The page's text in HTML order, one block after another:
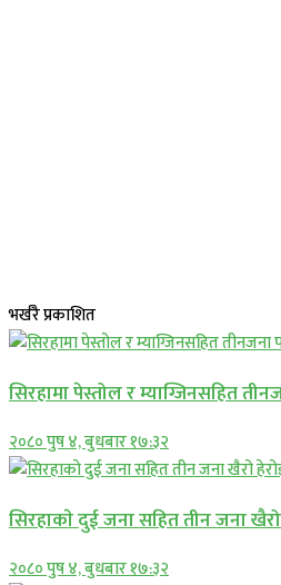
भर्खरै प्रकाशित
सिरहामा पेस्तोल र म्याग्जिनसहित
२०८० पुष ४, बुधबार १७:३२
सिरहाकाे दुई जना सहित तीन जना
२०८० पुष ४, बुधबार १७:३२